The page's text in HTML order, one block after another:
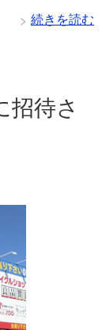
続きを読む
招待さ